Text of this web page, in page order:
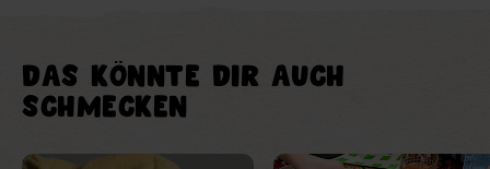
DAS KÖNNTE DIR AUCH
SCHMECKEN
Verlinkung Element Verlinkung Element